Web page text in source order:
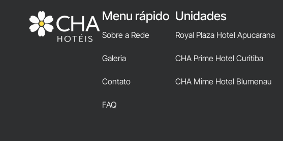
Menu rápido
Sobre a Rede
Galeria
Contato
FAQ
Unidades
Royal Plaza Hotel Apucarana
CHA Prime Hotel Curitiba
CHA Mime Hotel Blumenau